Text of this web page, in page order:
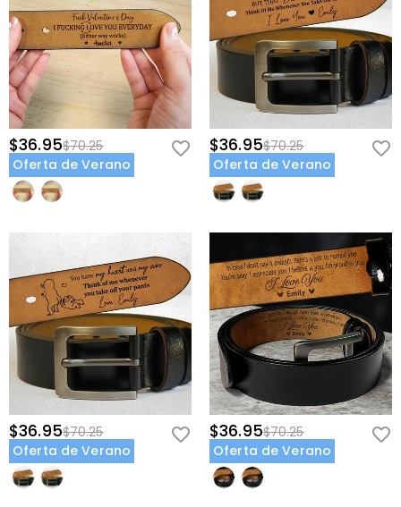
$36.95$70.25
Oferta de Verano
$36.95$70.25
Oferta de Verano
$36.95$70.25
Oferta de Verano
$36.95$70.25
Oferta de Verano